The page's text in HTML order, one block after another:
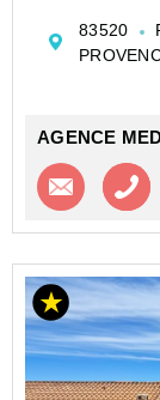
jusqu'en
Il se
83520
AGENCE